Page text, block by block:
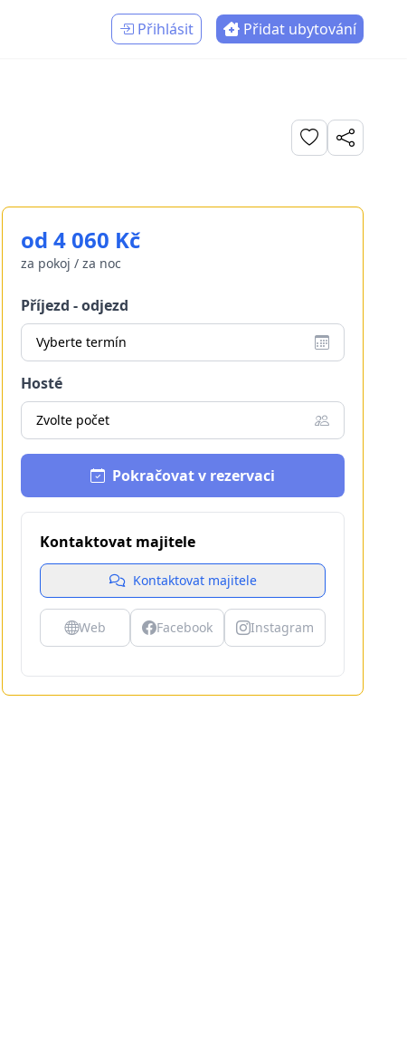
Přihlásit Přidat ubytování
od 4 060 Kč
za pokoj / za noc
Příjezd - odjezd
Vyberte termín
Hosté
Zvolte počet
Pokračovat v rezervaci
Kontaktovat majitele
Kontaktovat majitele
Web Facebook Instagram